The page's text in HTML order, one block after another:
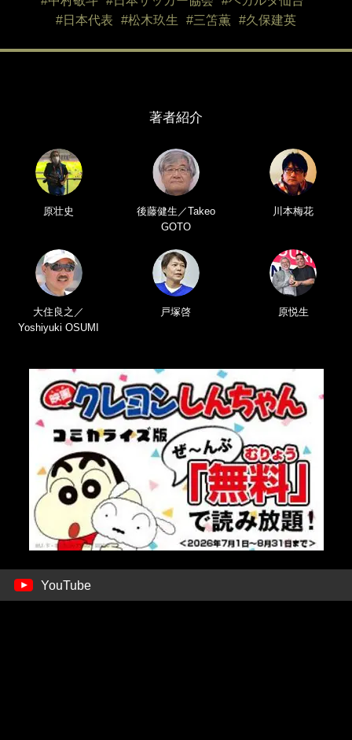
#日本代表
#松木玖生 #三笘薫 #久保建英
著者紹介
原壮史
後藤健生／Takeo
GOTO
川本梅花
大住良之／
Yoshiyuki OSUMI
戸塚啓 原悦生
YouTube